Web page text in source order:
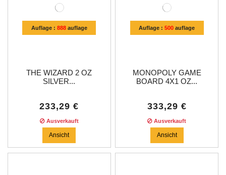
Auflage : 888auflage
THE WIZARD 2 OZ
SILVER...
233,29 €
Ausverkauft
Ansicht
Auflage :500 auflage
MONOPOLY GAME
BOARD 4X1 OZ...
333,29 €
Ausverkauft
Ansicht